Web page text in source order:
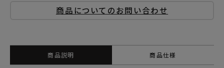
商品についてのお問い合わせ
商品説明 商品仕様